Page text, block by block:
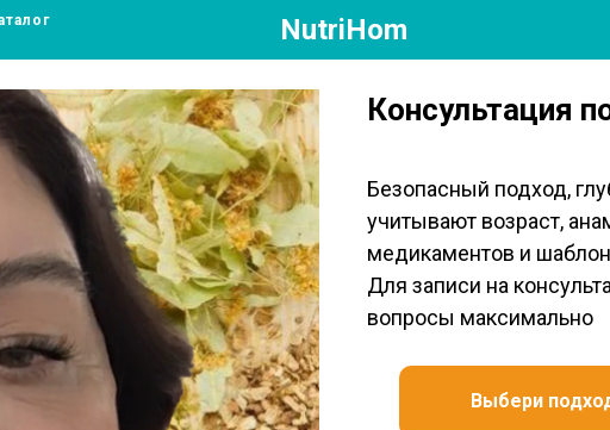
NutriHom
Консультация
Безопасный подход,
учитывают возраст,
медикаментов и
Для записи на
вопросы максимально
Выбери